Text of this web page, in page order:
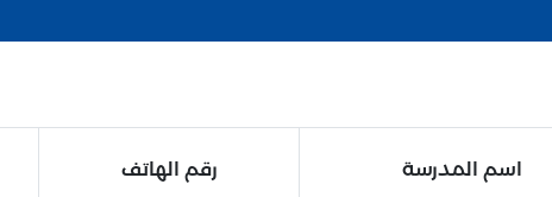
اسم المدرسة رقم الهاتف